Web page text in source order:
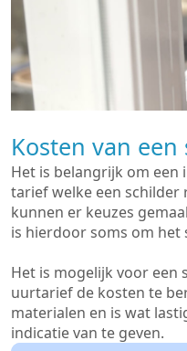
Kosten van
Het is belangrijk om een
tarief welke een schilder
kunnen er keuzes
is hierdoor soms om
Het is mogelijk voor een
uurtarief de kosten te
materialen en is wat
indicatie van te geven.